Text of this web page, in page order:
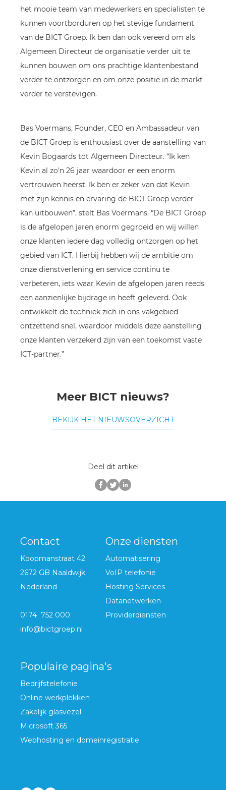
het mooie team van medewerkers en specialisten te
kunnen voortborduren op het stevige fundament
van de BICT Groep. Ik ben dan ook vereerd om als
Algemeen Directeur de organisatie verder uit te
kunnen bouwen om ons prachtige klantenbestand
verder te ontzorgen en om onze positie in de markt
verder te verstevigen.
Bas Voermans, Founder, CEO en Ambassadeur van
de BICT Groep is enthousiast over de aanstelling van
Kevin Bogaards tot Algemeen Directeur. “Ik ken
Kevin al zo'n 26 jaar waardoor er een enorm
vertrouwen heerst. Ik ben er zeker van dat Kevin
met zijn kennis en ervaring de BICT Groep verder
kan uitbouwen”, stelt Bas Voermans. “De BICT Groep
is de afgelopen jaren enorm gegroeid en wij willen
onze klanten iedere dag volledig ontzorgen op het
gebied van ICT. Hierbij hebben wij de ambitie om
onze dienstverlening en service continu te
verbeteren, iets waar Kevin de afgelopen jaren reeds
een aanzienlijke bijdrage in heeft geleverd. Ook
ontwikkelt de techniek zich in ons vakgebied
ontzettend snel, waardoor middels deze aanstelling
onze klanten verzekerd zijn van een toekomst vaste
ICT-partner.”
Meer BICT nieuws?
BEKIJK HET NIEUWSOVERZICHT
Deel dit artikel
Contact
Koopmanstraat 42
2672 GB Naaldwijk
Nederland
0174 752 000
info@bictgroep.nl
Onze diensten
Automatisering
VoIP telefonie
Hosting Services
Datanetwerken
Providerdiensten
Populaire pagina's
Bedrijfstelefonie
Online werkplekken
Zakelijk glasvezel
Microsoft 365
Webhosting en domeinregistratie